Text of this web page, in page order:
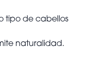
tipo de cabellos
naturalidad.